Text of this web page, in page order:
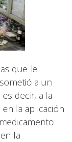
que le
a un
decir, a la
la aplicación
la